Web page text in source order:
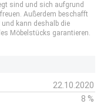
sind und sich aufgrund
Außerdem beschafft
kann deshalb die
Möbelstücks garantieren.
22.10.2020
8 %